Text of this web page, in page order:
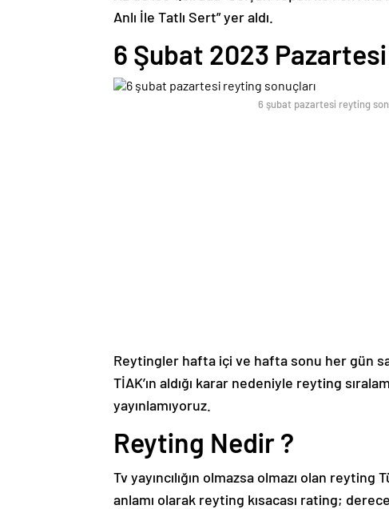
Anlı İle Tatlı Sert” yer aldı.
6 Şubat 2023
6 şubat pazartesi reyting
Reytingler hafta içi ve hafta sonu her gün
TİAK’ın aldığı karar nedeniyle reyting
yayınlamıyoruz.
Reyting Nedir ?
Tv yayıncılığın olmazsa olmazı olan
anlamı olarak reyting kısacası rating;